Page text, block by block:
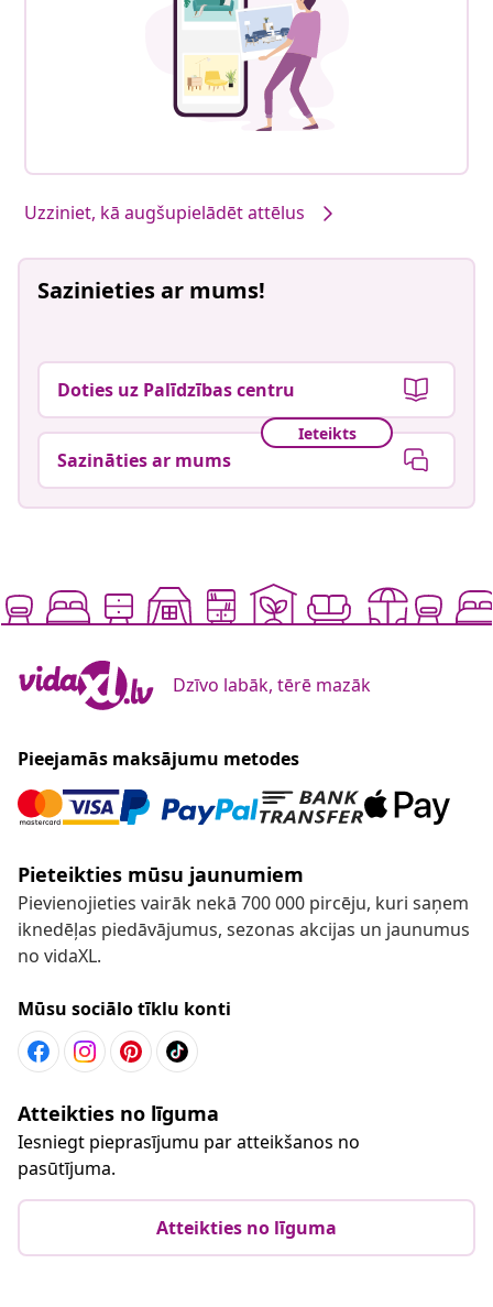
Uzziniet, kā augšupielādēt attēlus
Sazinieties ar mums!
Doties uz Palīdzības centru
Ieteikts
Sazināties ar mums
Dzīvo labāk, tērē mazāk
Pieejamās maksājumu metodes
Pieteikties mūsu jaunumiem
Pievienojieties vairāk nekā 700 000 pircēju, kuri saņem
iknedēļas piedāvājumus, sezonas akcijas un jaunumus
no vidaXL.
Mūsu sociālo tīklu konti
Atteikties no līguma
Iesniegt pieprasījumu par atteikšanos no
pasūtījuma.
Atteikties no līguma